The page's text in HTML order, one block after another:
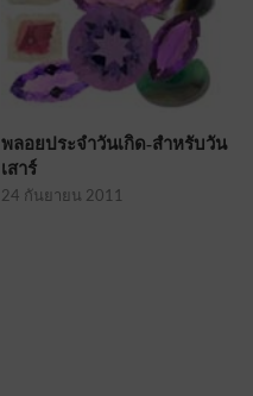
พลอยประจำวันเกิด-สำหรับวัน
เสาร์
24 กันยายน 2011